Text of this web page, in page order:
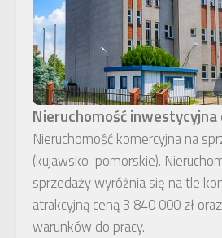
Nieruchomość inwestycyjna
Nieruchomość komercyjna na
(kujawsko-pomorskie).
sprzedaży wyróżnia się na tle
atrakcyjną ceną 3 840 000 zł
warunków do pracy.